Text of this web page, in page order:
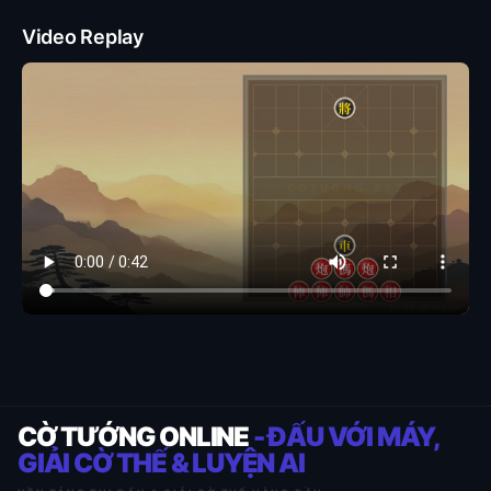
Video Replay
CỜ TƯỚNG ONLINE- ĐẤU VỚI MÁY,
GIẢI CỜ THẾ & LUYỆN AI